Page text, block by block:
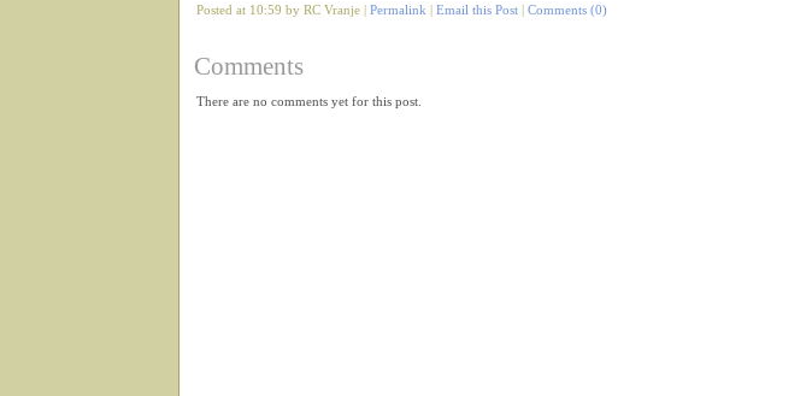
Posted at 10:59 by RC Vranje | Permalink Email this Post Comments (0)
Comments
There are no comments yet for this post.